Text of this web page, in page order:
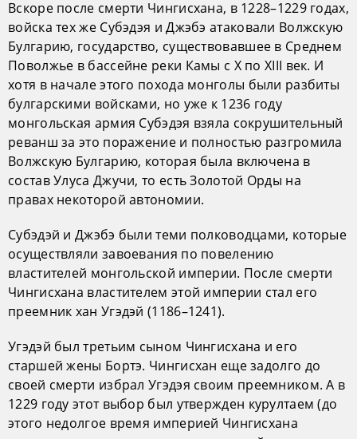
Вскоре после смерти Чингисхана, в 1228–1229 годах,
войска тех же Субэдэя и Джэбэ атаковали Волжскую
Булгарию, государство, существовавшее в Среднем
Поволжье в бассейне реки Камы с X по XIII век. И
хотя в начале этого похода монголы были разбиты
булгарскими войсками, но уже к 1236 году
монгольская армия Субэдэя взяла сокрушительный
реванш за это поражение и полностью разгромила
Волжскую Булгарию, которая была включена в
состав Улуса Джучи, то есть Золотой Орды на
правах некоторой автономии.
Субэдэй и Джэбэ были теми полководцами, которые
осуществляли завоевания по повелению
властителей монгольской империи. После смерти
Чингисхана властителем этой империи стал его
преемник хан Угэдэй (1186–1241).
Угэдэй был третьим сыном Чингисхана и его
старшей жены Бортэ. Чингисхан еще задолго до
своей смерти избрал Угэдэя своим преемником. А в
1229 году этот выбор был утвержден курултаем (до
этого недолгое время империей Чингисхана